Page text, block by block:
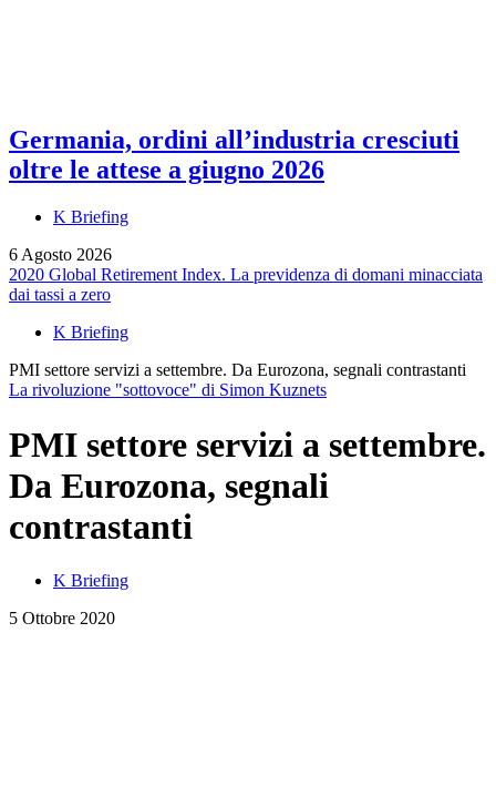
Germania, ordini all’industria cresciuti
oltre le attese a giugno 2026
K Briefing
6 Agosto 2026
2020 Global Retirement Index. La previdenza di domani minacciata
dai tassi a zero
K Briefing
PMI settore servizi a settembre. Da Eurozona, segnali contrastanti
La rivoluzione "sottovoce" di Simon Kuznets
PMI settore servizi a settembre.
Da Eurozona, segnali
contrastanti
K Briefing
5 Ottobre 2020